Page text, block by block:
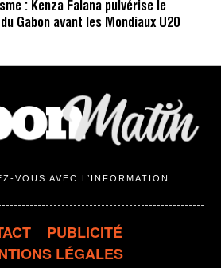
: Kenza Falana pulvérise le
Gabon avant les Mondiaux U20
VOUS AVEC L’INFORMATION
PUBLICITÉ
LÉGALES